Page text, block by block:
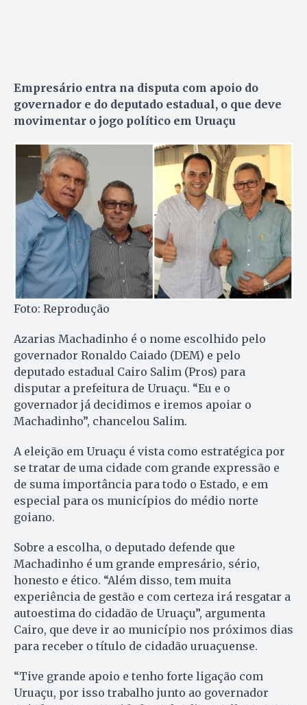
Empresário entra na disputa com apoio do
governador e do deputado estadual, o que deve
movimentar o jogo político em Uruaçu
Foto: Reprodução
Azarias Machadinho é o nome escolhido pelo
governador Ronaldo Caiado (DEM) e pelo
deputado estadual Cairo Salim (Pros) para
disputar a prefeitura de Uruaçu. “Eu e o
governador já decidimos e iremos apoiar o
Machadinho”, chancelou Salim.
A eleição em Uruaçu é vista como estratégica por
se tratar de uma cidade com grande expressão e
de suma importância para todo o Estado, e em
especial para os municípios do médio norte
goiano.
Sobre a escolha, o deputado defende que
Machadinho é um grande empresário, sério,
honesto e ético. “Além disso, tem muita
experiência de gestão e com certeza irá resgatar a
autoestima do cidadão de Uruaçu”, argumenta
Cairo, que deve ir ao município nos próximos dias
para receber o título de cidadão uruaçuense.
“Tive grande apoio e tenho forte ligação com
Uruaçu, por isso trabalho junto ao governador